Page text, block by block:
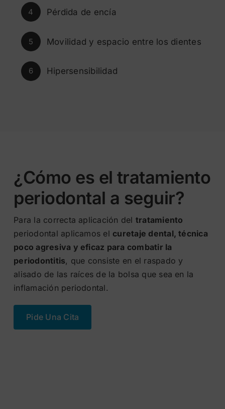
4 Pérdida de encía
5 Movilidad y espacio entre los dientes
6 Hipersensibilidad
¿Cómo es el tratamiento
periodontal a seguir?
Para la correcta aplicación del tratamiento
periodontal aplicamos el curetaje dental, técnica
poco agresiva y eficaz para combatir la
periodontitis, que consiste en el raspado y
alisado de las raíces de la bolsa que sea en la
inflamación periodontal.
Pide Una Cita